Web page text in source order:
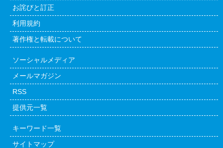
お詫びと訂正
利用規約
著作権と転載について
ソーシャルメディア
メールマガジン
RSS
提供元一覧
キーワード一覧
サイトマップ